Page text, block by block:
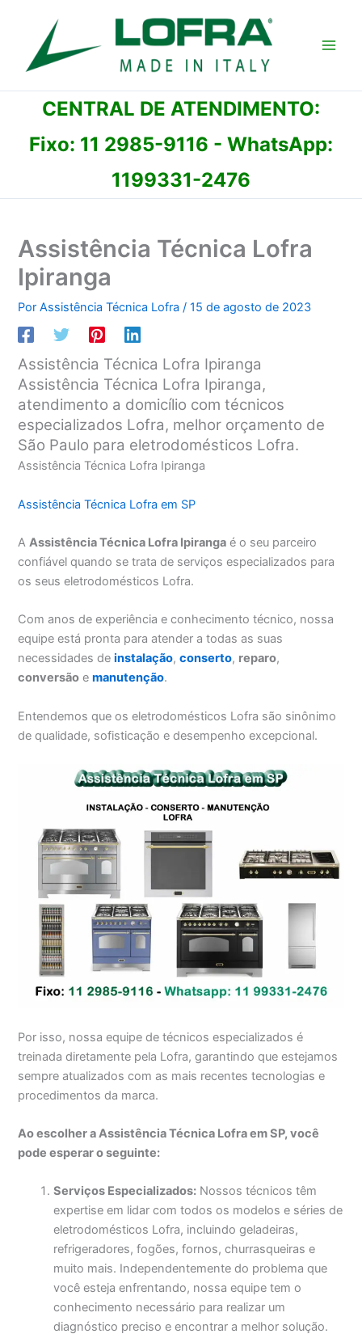
conteúdo
CENTRAL DE ATENDIMENTO:
Fixo: 11 2985-9116 - WhatsApp:
1199331-2476
Assistência Técnica Lofra
Ipiranga
PorAssistência Técnica Lofra/15 de agosto de 2023
Assistência Técnica Lofra Ipiranga
Assistência Técnica Lofra Ipiranga,
atendimento a domicílio com técnicos
especializados Lofra, melhor orçamento de
São Paulo para eletrodomésticos Lofra.
Assistência Técnica Lofra Ipiranga
Assistência Técnica Lofra em SP
AAssistência Técnica Lofra Ipiranga é o seu parceiro
confiável quando se trata de serviços especializados para
os seus eletrodomésticos Lofra.
Com anos de experiência e conhecimento técnico, nossa
equipe está pronta para atender a todas as suas
necessidades deinstalação,conserto, reparo,
conversão emanutenção.
Entendemos que os eletrodomésticos Lofra são sinônimo
de qualidade, sofisticação e desempenho excepcional.
Por isso, nossa equipe de técnicos especializados é
treinada diretamente pela Lofra, garantindo que estejamos
sempre atualizados com as mais recentes tecnologias e
procedimentos da marca.
Ao escolher a Assistência Técnica Lofra em SP, você
pode esperar o seguinte:
Serviços Especializados: Nossos técnicos têm
expertise em lidar com todos os modelos e séries de
eletrodomésticos Lofra, incluindo geladeiras,
refrigeradores, fogões, fornos, churrasqueiras e
muito mais. Independentemente do problema que
você esteja enfrentando, nossa equipe tem o
conhecimento necessário para realizar um
diagnóstico preciso e encontrar a melhor solução.